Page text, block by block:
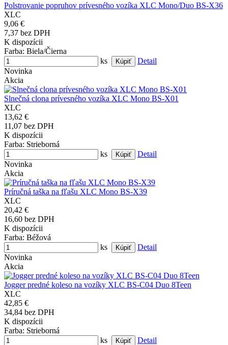
Polstrovanie popruhov prívesného vozíka XLC Mono/Duo BS-X36
XLC
9,06 €
7,37 bez DPH
K dispozícii
Farba: Biela/Čierna
ks
Detail
Novinka
Akcia
Slnečná clona prívesného vozíka XLC Mono BS-X01
XLC
13,62 €
11,07 bez DPH
K dispozícii
Farba: Strieborná
ks
Detail
Novinka
Akcia
Príručná taška na fľašu XLC Mono BS-X39
XLC
20,42 €
16,60 bez DPH
K dispozícii
Farba: Béžová
ks
Detail
Novinka
Akcia
Jogger predné koleso na vozíky XLC BS-C04 Duo 8Teen
XLC
42,85 €
34,84 bez DPH
K dispozícii
Farba: Strieborná
ks
Detail